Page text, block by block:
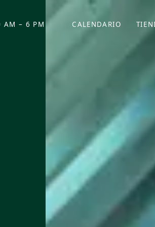
AM – 6 PM CALENDARIO (SE